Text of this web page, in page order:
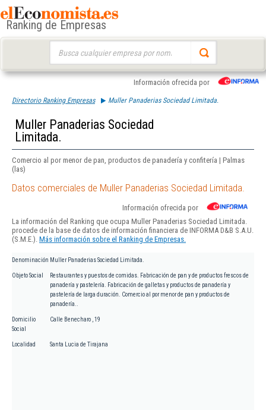
Ranking de Empresas
Información ofrecida por
Directorio Ranking Empresas Muller Panaderias Sociedad Limitada.
Muller Panaderias Sociedad
Limitada.
Comercio al por menor de pan, productos de panadería y confitería | Palmas
(las)
Datos comerciales de Muller Panaderias Sociedad Limitada.
Información ofrecida por
La información del Ranking que ocupa Muller Panaderias Sociedad Limitada.
procede de la base de datos de información financiera de INFORMA D&B S.A.U.
(S.M.E.). Más información sobre el Ranking de Empresas.
Denominación Muller Panaderias Sociedad Limitada.
Objeto Social
Restaurantes y puestos de comidas. Fabricación de pan y de productos frescos de
panadería y pastelería. Fabricación de galletas y productos de panadería y
pastelería de larga duración. Comercio al por menor de pan y productos de
panadería..
Domicilio
Social
Calle Benecharo , 19
Localidad Santa Lucia de Tirajana